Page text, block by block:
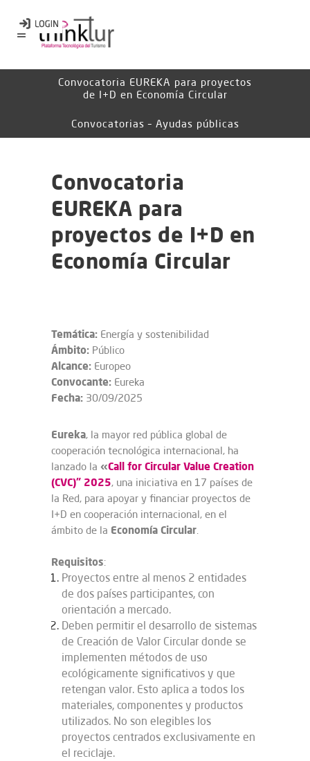
Convocatoria EUREKA para proyectos
de I+D en Economía Circular
Convocatorias – Ayudas públicas
Convocatoria
EUREKA para
proyectos de I+D en
Economía Circular
Temática: Energía y sostenibilidad
Ámbito: Público
Alcance: Europeo
Convocante: Eureka
Fecha: 30/09/2025
Eureka, la mayor red pública global de
cooperación tecnológica internacional, ha
lanzado la «Call for Circular Value Creation
(CVC)” 2025, una iniciativa en 17 países de
la Red, para apoyar y financiar proyectos de
I+D en cooperación internacional, en el
ámbito de la Economía Circular.
Requisitos:
Proyectos entre al menos 2 entidades
de dos países participantes, con
orientación a mercado.
Deben permitir el desarrollo de sistemas
de Creación de Valor Circular donde se
implementen métodos de uso
ecológicamente significativos y que
retengan valor. Esto aplica a todos los
materiales, componentes y productos
utilizados. No son elegibles los
proyectos centrados exclusivamente en
el reciclaje.